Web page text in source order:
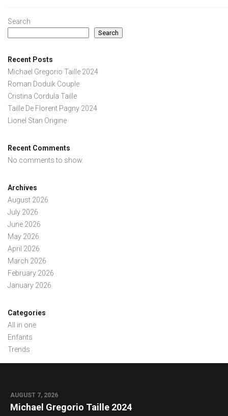
Search
Search
Recent Posts
Michael Gregorio Taille 2024
Roman Doduik Couple
Cristina Cordula Taille
Taille De Florent Pagny 2024
Lionel Stan Origine
Recent Comments
No comments to show.
Archives
August 2026
July 2026
June 2026
May 2026
April 2026
March 2026
February 2026
January 2026
Categories
All in one
Enfants
Trends
AUGUST 7, 2026
Michael Gregorio Taille 2024